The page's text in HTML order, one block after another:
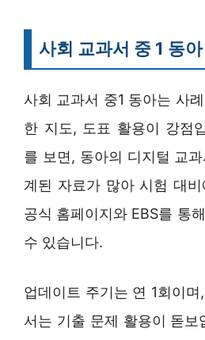
사회 교과서 중 1 동
사회 교과서 중1 동아는 사
한 지도, 도표 활용이 강점
를 보면, 동아의 디지털 교
계된 자료가 많아 시험 대
공식 홈페이지와 EBS를 통
수 있습니다.
업데이트 주기는 연 1회이
서는 기출 문제 활용이 돋